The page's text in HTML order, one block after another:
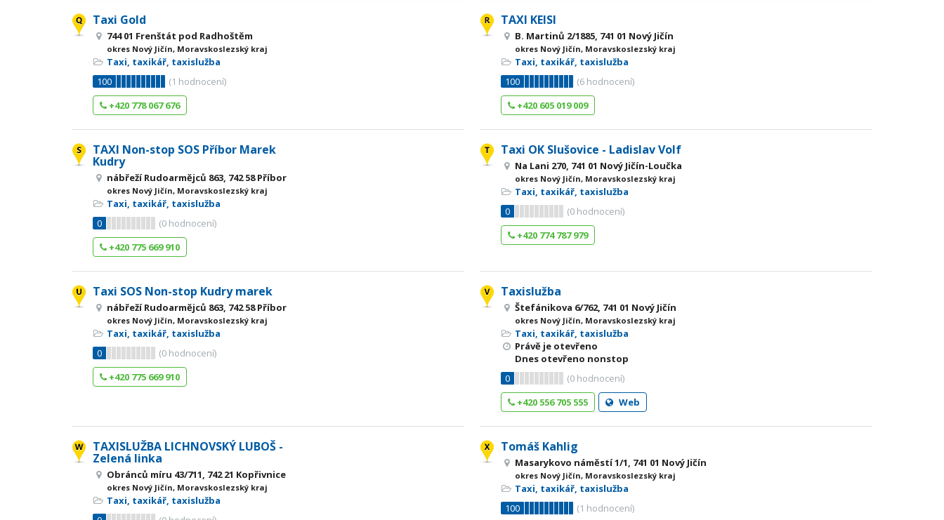
Taxi Gold
744 01 Frenštát pod Radhoštěm
okres Nový Jičín, Moravskoslezský kraj
Taxi, taxikář, taxislužba
100
(1 hodnocení)
+420 778 067 676
TAXI KEISI
B. Martinů 2/1885, 741 01 Nový Jičín
okres Nový Jičín, Moravskoslezský kraj
Taxi, taxikář, taxislužba
100
(6 hodnocení)
+420 605 019 009
TAXI Non-stop SOS Příbor Marek
Kudry
nábřeží Rudoarmějců 863, 742 58 Příbor
okres Nový Jičín, Moravskoslezský kraj
Taxi, taxikář, taxislužba
0
(0 hodnocení)
+420 775 669 910
Taxi OK Slušovice - Ladislav Volf
Na Lani 270, 741 01 Nový Jičín-Loučka
okres Nový Jičín, Moravskoslezský kraj
Taxi, taxikář, taxislužba
0
(0 hodnocení)
+420 774 787 979
Taxi SOS Non-stop Kudry marek
nábřeží Rudoarmějců 863, 742 58 Příbor
okres Nový Jičín, Moravskoslezský kraj
Taxi, taxikář, taxislužba
0
(0 hodnocení)
+420 775 669 910
Taxislužba
Štefánikova 6/762, 741 01 Nový Jičín
okres Nový Jičín, Moravskoslezský kraj
Taxi, taxikář, taxislužba
Právě je otevřeno
Dnes otevřeno nonstop
0
(0 hodnocení)
+420 556 705 555
Web
TAXISLUŽBA LICHNOVSKÝ LUBOŠ -
Zelená linka
Obránců míru 43/711, 742 21 Kopřivnice
okres Nový Jičín, Moravskoslezský kraj
Taxi, taxikář, taxislužba
Tomáš Kahlig
Masarykovo náměstí 1/1, 741 01 Nový Jičín
okres Nový Jičín, Moravskoslezský kraj
Taxi, taxikář, taxislužba
100
(1 hodnocení)